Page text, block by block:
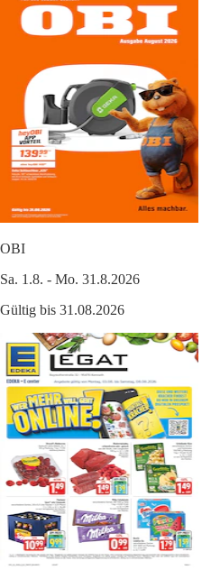
OBI
Sa. 1.8. - Mo. 31.8.2026
Gültig bis 31.08.2026